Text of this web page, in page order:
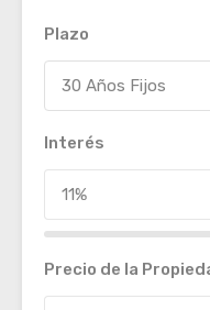
Plazo
30 Años Fijos
Interés
Precio de la